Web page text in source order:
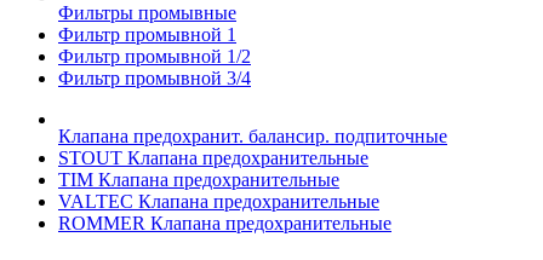
Фильтры промывные
Фильтр промывной 1
Фильтр промывной 1/2
Фильтр промывной 3/4
Клапана предохранит. балансир. подпиточные
STOUT Клапана предохранительные
TIM Клапана предохранительные
VALTEC Клапана предохранительные
ROMMER Клапана предохранительные